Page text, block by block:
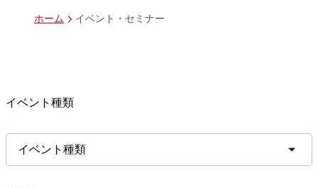
ホーム イベント・セミナー
イベント種類
イベント種類